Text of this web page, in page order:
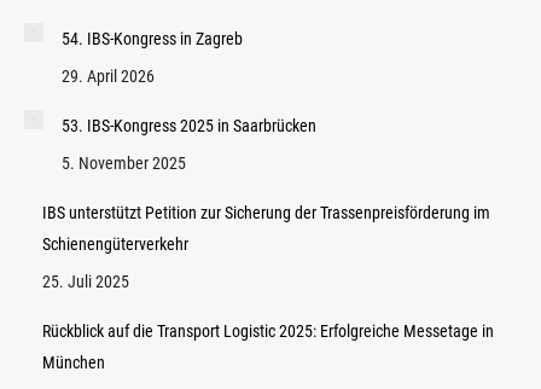
54. IBS-Kongress in Zagreb
29. April 2026
53. IBS-Kongress 2025 in Saarbrücken
5. November 2025
IBS unterstützt Petition zur Sicherung der Trassenpreisförderung im
Schienengüterverkehr
25. Juli 2025
Rückblick auf die Transport Logistic 2025: Erfolgreiche Messetage in
München